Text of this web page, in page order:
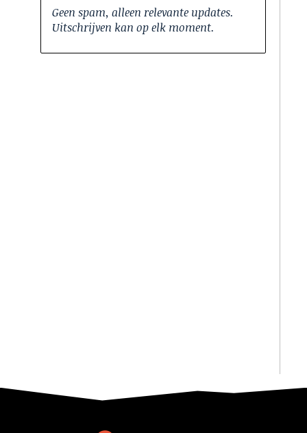
Geen spam, alleen relevante updates.
Uitschrijven kan op elk moment.